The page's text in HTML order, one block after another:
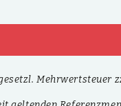
Mehrwertsteuer